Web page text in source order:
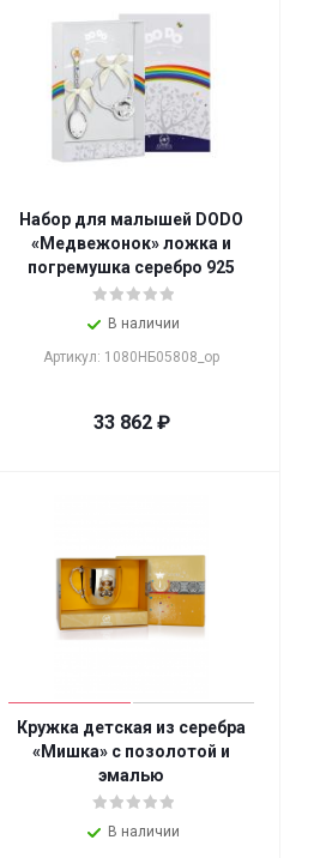
Набор для малышей DODO
«Медвежонок» ложка и
погремушка серебро 925
В наличии
Артикул: 1080НБ05808_ор
33 862₽
Кружка детская из серебра
«Мишка» с позолотой и
эмалью
В наличии